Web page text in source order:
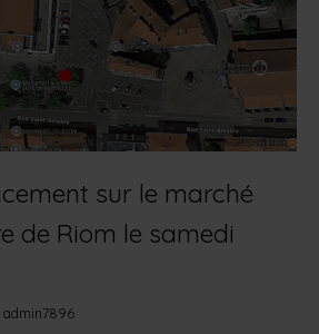
sur le marché
de Riom le samedi
admin7896